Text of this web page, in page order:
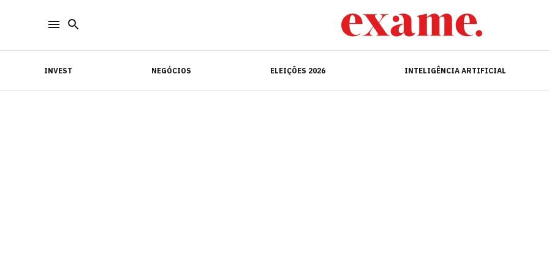
INVEST NEGÓCIOS ELEIÇÕES 2026 INTELIGÊNCIA ARTIFICIAL
INVEST INTELIGÊNCIA ARTIFICIAL